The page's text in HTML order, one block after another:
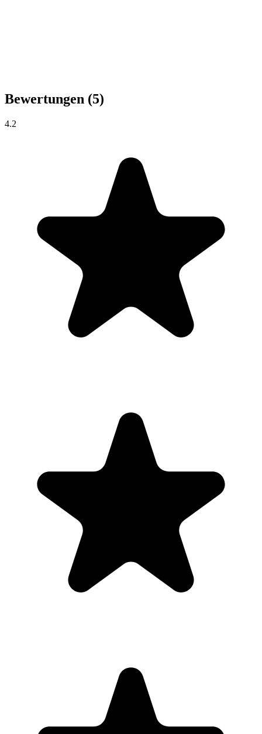
Bewertungen (5)
4.2